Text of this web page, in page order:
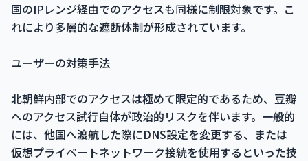
国のIPレンジ経由でのアクセスも同様に制限対象です。こ
れにより多層的な遮断体制が形成されています。
ユーザーの対策手法
北朝鮮内部でのアクセスは極めて限定的であるため、豆瓣
へのアクセス試行自体が政治的リスクを伴います。一般的
には、他国へ渡航した際にDNS設定を変更する、または
仮想プライベートネットワーク接続を使用するといった技